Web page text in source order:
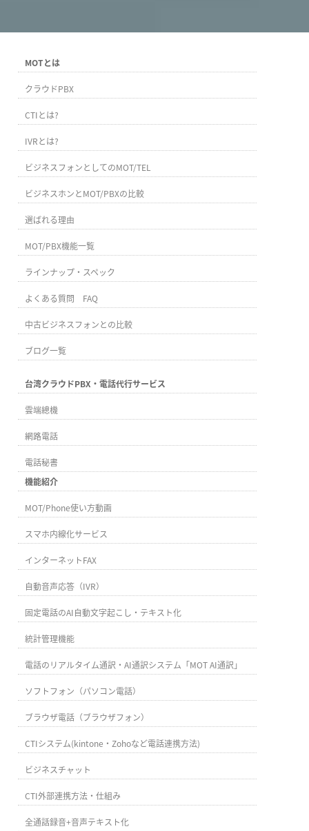
MOTとは
クラウドPBX
CTIとは?
IVRとは?
ビジネスフォンとしてのMOT/TEL
ビジネスホンとMOT/PBXの比較
選ばれる理由
MOT/PBX機能一覧
ラインナップ・スペック
よくある質問 FAQ
中古ビジネスフォンとの比較
ブログ一覧
台湾クラウドPBX・電話代行サービス
雲端總機
網路電話
電話秘書
機能紹介
MOT/Phone使い方動画
スマホ内線化サービス
インターネットFAX
自動音声応答（IVR）
固定電話のAI自動文字起こし・テキスト化
統計管理機能
電話のリアルタイム通訳・AI通訳システム「MOT AI通訳」
ソフトフォン（パソコン電話）
ブラウザ電話（ブラウザフォン）
CTIシステム(kintone・Zohoなど電話連携方法)
ビジネスチャット
CTI外部連携方法・仕組み
全通話録音+音声テキスト化